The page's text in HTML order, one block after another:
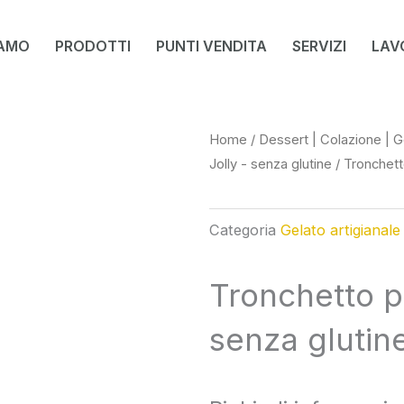
PRODOTTI PUNTI VENDITA SERVIZI
Home / Dessert | Colazione |
Jolly - senza glutine /
Categoria Gelato
Tronchetto
senza